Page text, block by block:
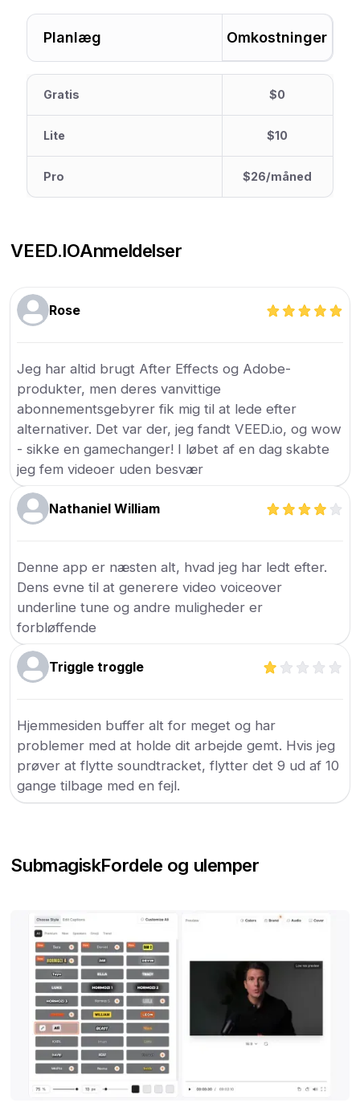
Planlæg Omkostninger
Gratis $0
Lite $10
Pro $26/måned
VEED.IOAnmeldelser
Rose
Jeg har altid brugt After Effects og Adobe-
produkter, men deres vanvittige
abonnementsgebyrer fik mig til at lede efter
alternativer. Det var der, jeg fandt VEED.io, og wow
- sikke en gamechanger! I løbet af en dag skabte
jeg fem videoer uden besvær
Nathaniel William
Denne app er næsten alt, hvad jeg har ledt efter.
Dens evne til at generere video voiceover
underline tune og andre muligheder er
forbløffende
Triggle troggle
Hjemmesiden buffer alt for meget og har
problemer med at holde dit arbejde gemt. Hvis jeg
prøver at flytte soundtracket, flytter det 9 ud af 10
gange tilbage med en fejl.
SubmagiskFordele og ulemper